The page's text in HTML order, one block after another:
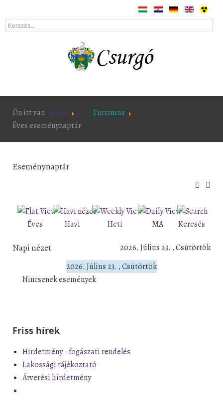
Ön itt van: Főlap
Turizmus
Éves eseménynaptár
Eseménynaptár
Éves Havi Heti MA Keresés
Napi nézet
2026. Július 23. , Csütörtök
2026. Július 23. , Csütörtök
Nincsenek események
Friss hírek
Hirdetmény - fogászati rendelés
Lakossági tájékoztató
Árverési hirdetmény